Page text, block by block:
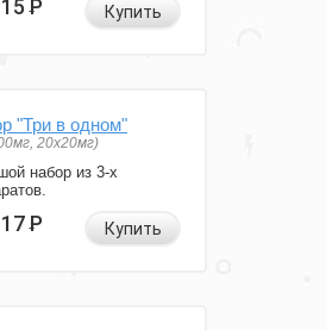
Р Купить
"Три в одном"
20x20мг)
набор из 3-х
Р Купить